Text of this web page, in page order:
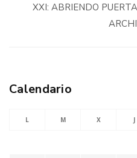
XXI: ABRIENDO
Calendario
L M X J